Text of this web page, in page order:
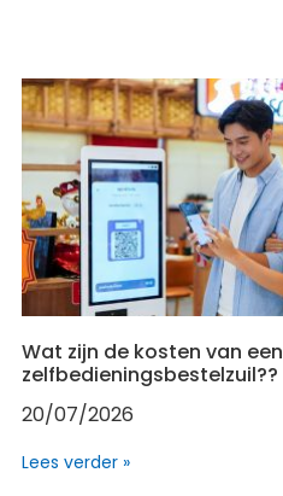
Wat zijn de kosten van een
zelfbedieningsbestelzuil??
20/07/2026
Lees verder »